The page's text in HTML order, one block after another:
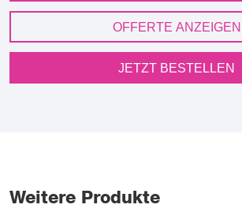
OFFERTE ANZEIGEN
JETZT BESTELLEN
Weitere Produkte